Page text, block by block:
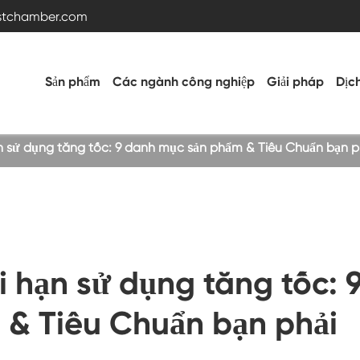
Sản phẩm
Buồng rung
Buồng thử nghiệm nhiệt độ cao thấp
Các ngành công nghiệp Giải pháp
sử dụng tăng tốc: 9 danh mục sản phẩm & Tiêu Chuẩn bạn
hạn sử dụng tăng tốc:
Tiêu Chuẩn bạn phải